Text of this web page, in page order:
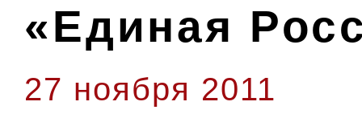
«Единая
27 ноября 2011